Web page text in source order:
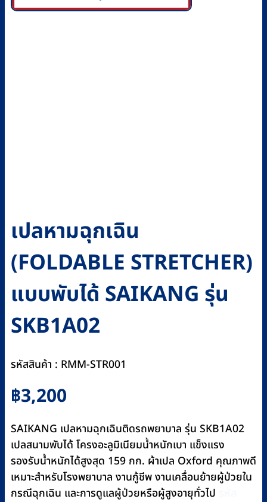
เปลหามฉุกเฉิน
(FOLDABLE STRETCHER)
แบบพับได้ SAIKANG รุ่น
SKB1A02
รหัสสินค้า : RMM-STR001
฿3,200
SAIKANG เปลหามฉุกเฉินติดรถพยาบาล รุ่น SKB1A02
เปลสนามพับได้ โครงอะลูมิเนียมน้ำหนักเบา แข็งแรง
รองรับน้ำหนักได้สูงสุด 159 กก. ผ้าเปล Oxford คุณภาพดี
เหมาะสำหรับโรงพยาบาล งานกู้ชีพ งานเคลื่อนย้ายผู้ป่วยใน
กรณีฉุกเฉิน และการดูแลผู้ป่วยหรือผู้สูงอายุทั่วไป